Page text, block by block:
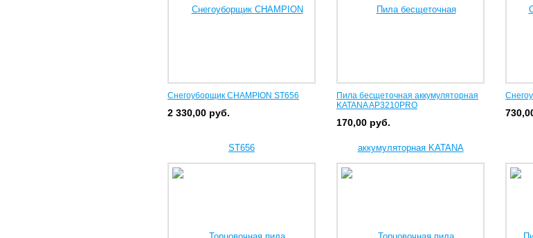
Снегоуборщик CHAMPION ST656
2 330,00 руб.
Пила бесщеточная аккумуляторная
KATANA AP3210PRO
170,00 руб.